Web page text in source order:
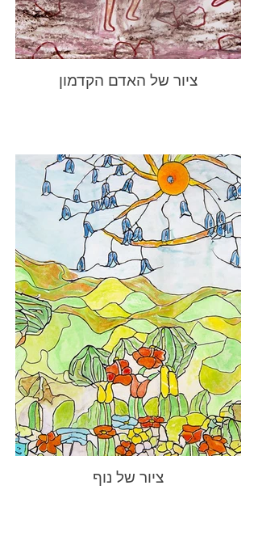
ציור של האדם הקדמון
ציור של נוף